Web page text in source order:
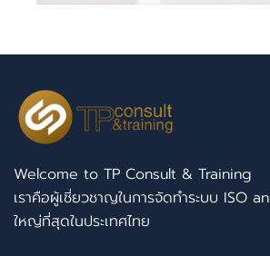
Welcome to TP Consult & Training
เราคือผู้เชี่ยวชาญในการจัดทำระบบ ISO
ใหญ่ที่สุดในประเทศไทย